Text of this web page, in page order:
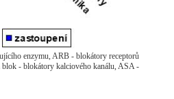
enzymu, ARB - blokátory receptorů
- blokátory kalciového kanálu, ASA -